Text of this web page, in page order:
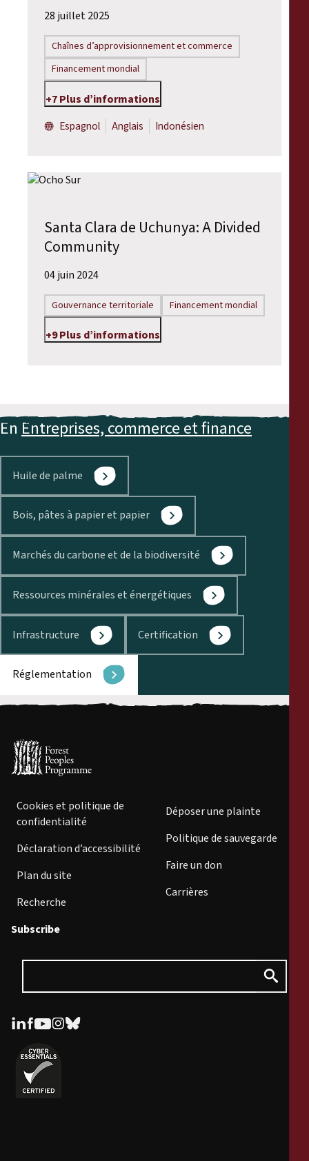
28 juillet 2025
Chaînes d’approvisionnement et commerce
Financement mondial
+7 Plus d’informations
Espagnol
Anglais Indonésien
Santa Clara de Uchunya: A Divided
Community
04 juin 2024
Gouvernance territoriale Financement mondial
+9 Plus d’informations
En Entreprises, commerce et finance
Huile de palme
Bois, pâtes à papier et papier
Marchés du carbone et de la biodiversité
Ressources minérales et énergétiques
Infrastructure Certification
Réglementation
Cookies et politique de
confidentialité
Déclaration d’accessibilité
Plan du site
Recherche
Déposer une plainte
Politique de sauvegarde
Faire un don
Carrières
Subscribe